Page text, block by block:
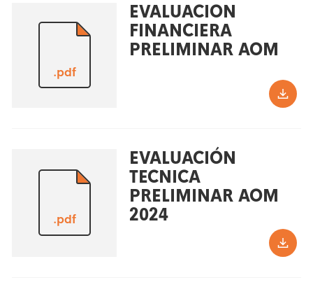
.pdf
EVALUACION
FINANCIERA
PRELIMINAR AOM
.pdf
EVALUACIÓN
TECNICA
PRELIMINAR AOM
2024